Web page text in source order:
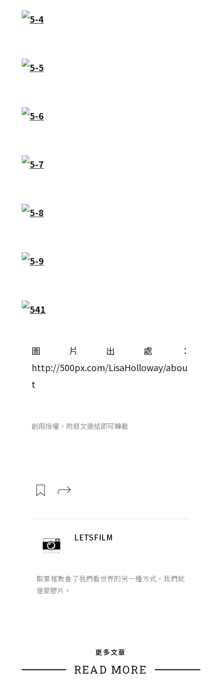
圖片出處：
http://500px.com/LisaHolloway/abou
t
創用授權，附原文連結即可轉載
LETSFILM
取景框教會了我們看世界的另一種方式，我們就
是愛膠片。
更多文章
READ MORE